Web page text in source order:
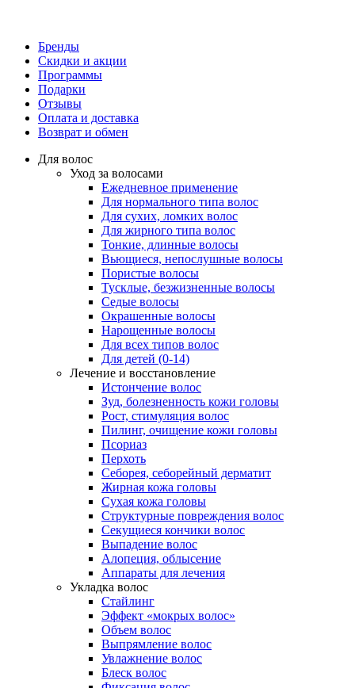
Бренды
Скидки и акции
Программы
Подарки
Отзывы
Оплата и доставка
Возврат и обмен
Для волос
Уход за волосами
Ежедневное применение
Для нормального типа волос
Для сухих, ломких волос
Для жирного типа волос
Тонкие, длинные волосы
Вьющиеся, непослушные волосы
Пористые волосы
Тусклые, безжизненные волосы
Седые волосы
Окрашенные волосы
Нарощенные волосы
Для всех типов волос
Для детей (0-14)
Лечение и восстановление
Истончение волос
Зуд, болезненность кожи головы
Рост, стимуляция волос
Пилинг, очищение кожи головы
Псориаз
Перхоть
Себорея, себорейный дерматит
Жирная кожа головы
Сухая кожа головы
Структурные повреждения волос
Секущиеся кончики волос
Выпадение волос
Алопеция, облысение
Аппараты для лечения
Укладка волос
Стайлинг
Эффект «мокрых волос»
Объем волос
Выпрямление волос
Увлажнение волос
Блеск волос